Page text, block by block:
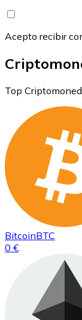
Acepto recibir
Top
BitcoinBTC
0 €